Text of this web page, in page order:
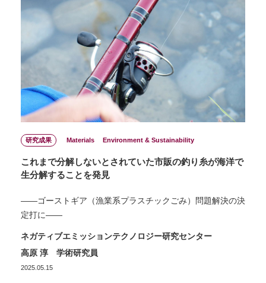
研究成果 Materials Environment & Sustainability
これまで分解しないとされていた市販の釣り糸が海洋で
生分解することを発見
――ゴーストギア（漁業系プラスチックごみ）問題解決の決
定打に――
ネガティブエミッションテクノロジー研究センター
高原 淳 学術研究員
2025.05.15